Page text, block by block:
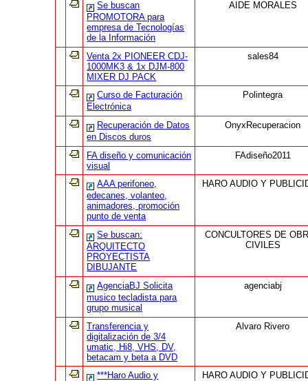
Se buscan
PROMOTORA para
empresa de Tecnologías
de la Información
AIDE MORALES
Venta 2x PIONEER CDJ-
1000MK3 & 1x DJM-800
MIXER DJ PACK
sales84
Curso de Facturación
Electrónica
Polintegra
Recuperación de Datos
en Discos duros
OnyxRecuperacion
FA diseño y comunicación
visual
FAdiseño2011
AAA perifoneo,
edecanes, volanteo,
animadores, promoción
punto de venta
HARO AUDIO Y
Se buscan:
ARQUITECTO
PROYECTISTA
DIBUJANTE
CONCULTORES DE
CIVILES
AgenciaBJ Solicita
musico tecladista para
grupo musical
agenciabj
Transferencia y
digitalización de 3/4
umatic, Hi8, VHS, DV,
betacam y beta a DVD
Alvaro Rivero
***Haro Audio y
HARO AUDIO Y